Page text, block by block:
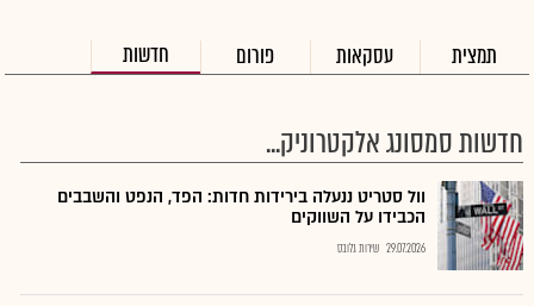
תמצית עסקאות פורום חדשות
חדשות סמסונג אלקטרוניק...
וול סטריט ננעלה בירידות חדות: הפד, הנפט והשבבים
הכבידו על השווקים
29.07.2026 שירות גלובס